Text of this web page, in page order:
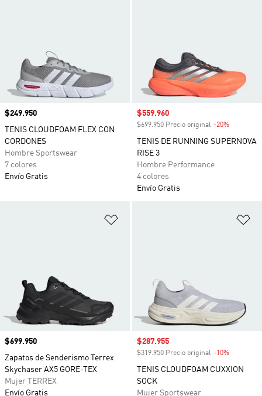
Precio
$249.950
TENIS CLOUDFOAM FLEX CON
CORDONES
Hombre Sportswear
7 colores
Envío Gratis
Precio de venta
$559.960
$699.950 Precio original -20%
TENIS DE RUNNING SUPERNOVA
RISE 3
Hombre Performance
4 colores
Envío Gratis
Precio
$699.950
Zapatos de Senderismo Terrex
Skychaser AX5 GORE-TEX
Mujer TERREX
Envío Gratis
Precio de venta
$287.955
$319.950 Precio original -10%
TENIS CLOUDFOAM CUXXION
SOCK
Mujer Sportswear